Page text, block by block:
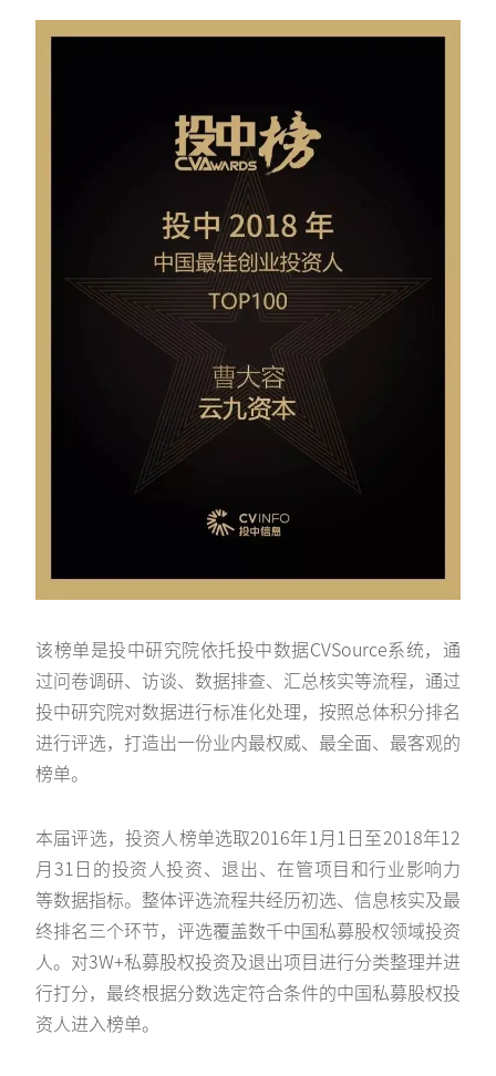
该榜单是投中研究院依托投中数据CVSource系统，通
过问卷调研、访谈、数据排查、汇总核实等流程，通过
投中研究院对数据进行标准化处理，按照总体积分排名
进行评选，打造出一份业内最权威、最全面、最客观的
榜单。
本届评选，投资人榜单选取2016年1月1日至2018年12
月31日的投资人投资、退出、在管项目和行业影响力
等数据指标。整体评选流程共经历初选、信息核实及最
终排名三个环节，评选覆盖数千中国私募股权领域投资
人。对3W+私募股权投资及退出项目进行分类整理并进
行打分，最终根据分数选定符合条件的中国私募股权投
资人进入榜单。